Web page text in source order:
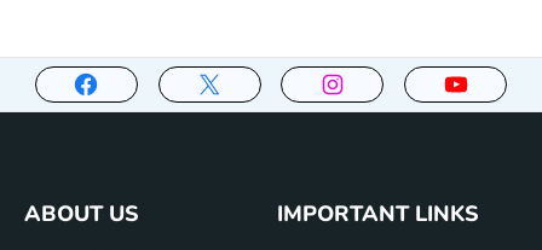
ABOUT US
IMPORTANT LINKS